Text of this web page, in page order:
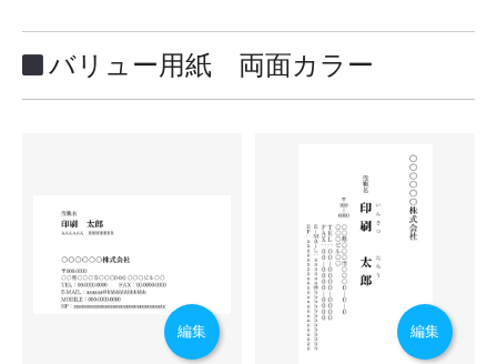
バリュー用紙 両面カラー
編集 編集